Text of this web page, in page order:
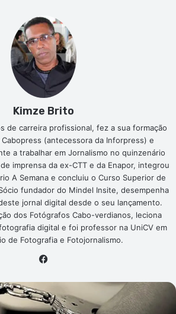
Kimze Brito
de carreira profissional, fez a sua formação
Cabopress (antecessora da Inforpress) e
a trabalhar em Jornalismo no quinzenário
imprensa da ex-CTT e da Enapor, integrou
A Semana e concluiu o Curso Superior de
fundador do Mindel Insite, desempenha
jornal digital desde o seu lançamento.
dos Fotógrafos Cabo-verdianos, leciona
digital e foi professor na UniCV em
de Fotografia e Fotojornalismo.